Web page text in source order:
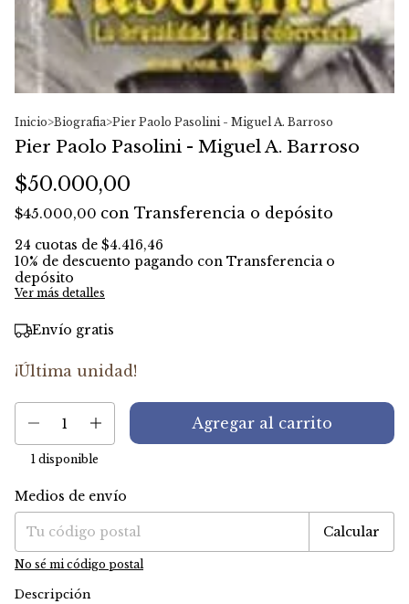
Inicio>Biografia>Pier Paolo Pasolini - Miguel A. Barroso
Pier Paolo Pasolini - Miguel A. Barroso
$50.000,00
$45.000,00 con Transferencia o depósito
24 cuotas de $4.416,46
10% de descuento pagando con Transferencia o
depósito
Ver más detalles
Envío gratis
¡Última unidad!
1 disponible
Entregas para el CP:
Medios de envío
Calcular
No sé mi código postal
Descripción